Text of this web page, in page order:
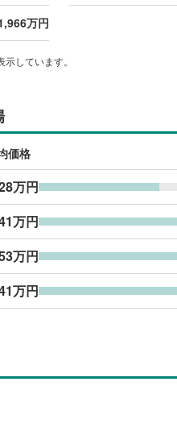
万円
しています。
価格
万円
万円
万円
万円
応とは？